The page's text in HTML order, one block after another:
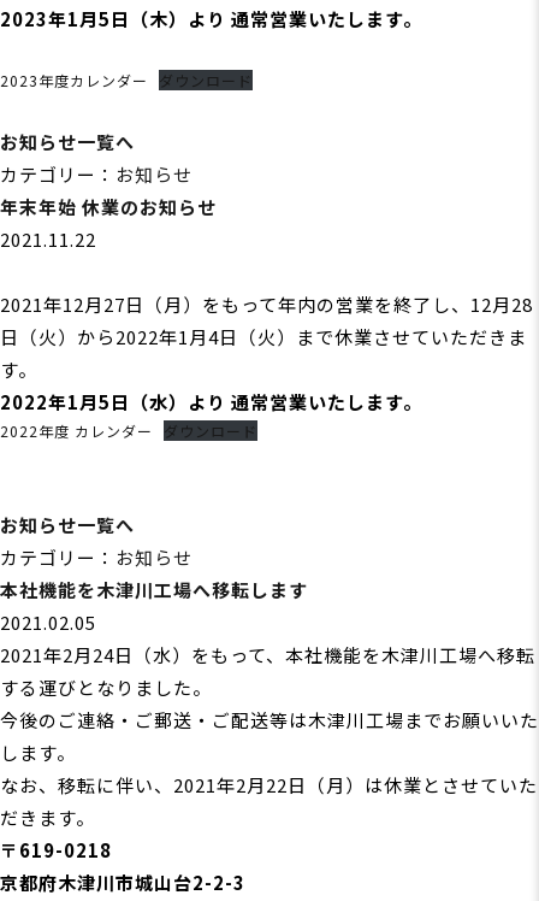
2023年1月5日（木）より 通常営業いたします。
2023年度カレンダー ダウンロード
お知らせ一覧へ
カテゴリー： お知らせ
年末年始 休業のお知らせ
2021.11.22
2021年12月27日（月）をもって年内の営業を終了し、12月28
日（火）から2022年1月4日（火）まで休業させていただきま
す。
2022年1月5日（水）より 通常営業いたします。
2022年度 カレンダー ダウンロード
お知らせ一覧へ
カテゴリー： お知らせ
本社機能を木津川工場へ移転します
2021.02.05
2021年2月24日（水）をもって、本社機能を木津川工場へ移転
する運びとなりました。
今後のご連絡・ご郵送・ご配送等は木津川工場までお願いいた
します。
なお、移転に伴い、2021年2月22日（月）は休業とさせていた
だきます。
〒619-0218
京都府木津川市城山台2-2-3